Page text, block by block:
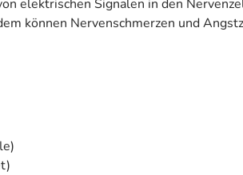
Signalen in den
können Nervenschmerzen und